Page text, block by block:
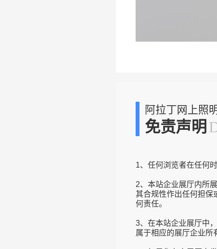
阿拉丁网上照
免责声明
1、任何浏览者在任何
2、本站企业展厅内所
其合规性作出任何担保
何责任。
3、在本站企业展厅中
属于相应的展厅企业所